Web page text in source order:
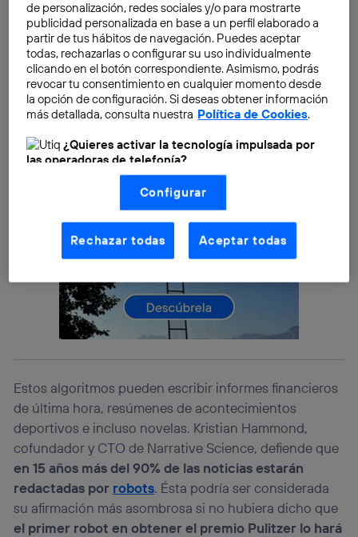
influyentes, como Forbes, utilizan este tipo de
servicios, mientras que otras publicaciones prefieren
mantenerlo en secreto.
Estos algoritmos pueden escribir informes financieros
de última hora, resúmenes de acontecimientos
deportivos e incluso novelas. Kristian Hammond,
cofundador y CTO de Narrative Science, defiende que
en 15 años más del 90% de las noticias estarán
redactadas por robots. Ésta podría ser considerada
su afirmación más asombrosa si no hubiera dicho que
el primer robot en obtener el premio Pulitzer lo hará
de personalización, redes sociales y/o para mostrarte
publicidad personalizada en base a un perfil elaborado a
partir de tus hábitos de navegación. Puedes aceptar
todas, rechazarlas o configurar su uso individualmente
clicando en el botón correspondiente. Asimismo, podrás
revocar tu consentimiento en cualquier momento desde
la opción de configuración. Si deseas obtener información
más detallada, consulta nuestra Política de Cookies.
¿Quieres activar la tecnología impulsada por
las operadoras de telefonía?
Nosotros, Telefónica S.A., utilizamos la tecnología Utiq para
realizar nuestras acciones de marketing digital o análisis
(como se describe en este aviso de consentimiento)
basadas en tu navegación en nuestra(s) web(s)
aquí(solo cuando utilizas una conexión a
internet habilitada , proporcionada por una de las
operadoras de telefonía participantes, y otorgas tu
La tecnología Utiq está diseñada con la privacidad como
prioridad ofreciéndote elección y control.
La tecnología utiliza un identificador cifrado creado por tu
información de la cuenta de cliente de
telecomunicaciones vinculada a la conexión que utilizas
(p. ej., número de teléfono móvil).
Este identificador se asigna a la conexión de internet, por
lo que cualquier persona que conecte su dispositivo y
consienta el uso de la tecnología recibirá el mismo
identificador. Típicamente:
Si utilizas unaconexión de banda ancha(p. ej., Wi-Fi),
el marketing o análisis se realizará en función de las
actividades de navegación de los miembros del hogar
que hayan dado su consentimiento.
Configurar
Rechazar todas Aceptar todas